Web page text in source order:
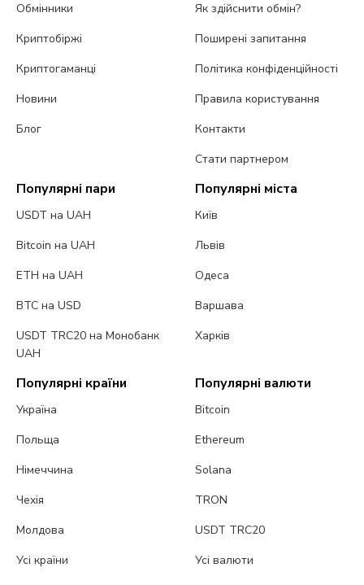
Обмінники
Криптобіржі
Криптогаманці
Новини
Блог
Як здійснити обмін?
Поширені запитання
Політика конфіденційності
Правила користування
Контакти
Стати партнером
Популярні пари
USDT на UAH
Bitcoin на UAH
ETH на UAH
BTC на USD
USDT TRC20 на Монобанк
UAH
Популярні міста
Київ
Львів
Одеса
Варшава
Харків
Популярні країни
Україна
Польща
Німеччина
Чехія
Молдова
Усі країни
Популярні валюти
Bitcoin
Ethereum
Solana
TRON
USDT TRC20
Усі валюти